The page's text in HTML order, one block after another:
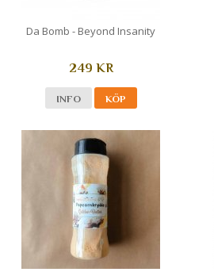
Da Bomb - Beyond Insanity
249 KR
INFO KÖP